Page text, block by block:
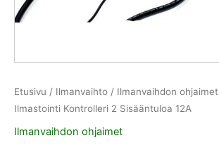
Etusivu / Ilmanvaihto / Ilmanvaihdon ohjaimet
Ilmastointi Kontrolleri 2 Sisääntuloa 12A
Ilmanvaihdon ohjaimet